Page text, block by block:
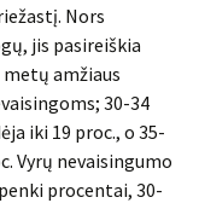
Nors
jis pasireiškia
amžiaus
30-34
iki 19 proc., o 35-
Vyrų nevaisingumo
procentai, 30-